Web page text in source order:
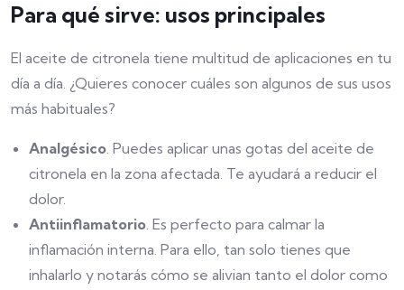
Para qué sirve: usos principales
El aceite de citronela tiene multitud de aplicaciones en tu
día a día. ¿Quieres conocer cuáles son algunos de sus usos
más habituales?
Analgésico. Puedes aplicar unas gotas del aceite de
citronela en la zona afectada. Te ayudará a reducir el
dolor.
Antiinflamatorio. Es perfecto para calmar la
inflamación interna. Para ello, tan solo tienes que
inhalarlo y notarás cómo se alivian tanto el dolor como